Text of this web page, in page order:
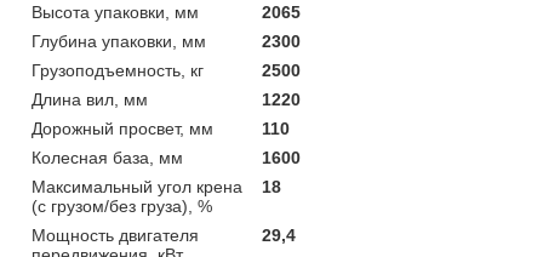
Высота упаковки, мм
2065
Глубина упаковки, мм
2300
Грузоподъемность, кг
2500
Длина вил, мм
1220
Дорожный просвет, мм
110
Колесная база, мм
1600
Максимальный угол крена
(с грузом/без груза), %
18
Мощность двигателя
29,4